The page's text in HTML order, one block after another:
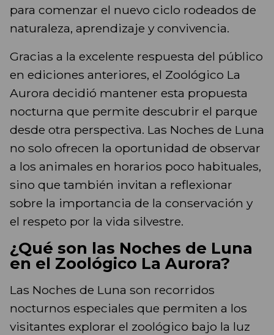
para comenzar el nuevo ciclo rodeados de
naturaleza, aprendizaje y convivencia.
Gracias a la excelente respuesta del público
en ediciones anteriores, el Zoológico La
Aurora decidió mantener esta propuesta
nocturna que permite descubrir el parque
desde otra perspectiva. Las Noches de Luna
no solo ofrecen la oportunidad de observar
a los animales en horarios poco habituales,
sino que también invitan a reflexionar
sobre la importancia de la conservación y
el respeto por la vida silvestre.
¿Qué son las Noches de Luna
en el Zoológico La Aurora?
Las Noches de Luna son recorridos
nocturnos especiales que permiten a los
visitantes explorar el zoológico bajo la luz